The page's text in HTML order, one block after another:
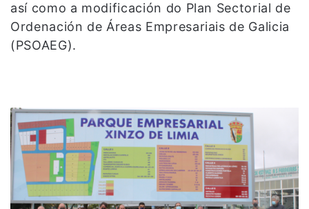
así como a modificación do Plan Sectorial de
Ordenación de Áreas Empresariais de Galicia
(PSOAEG).